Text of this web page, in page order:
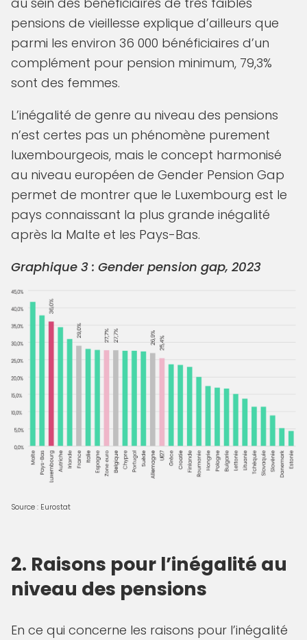
pensions de vieillesse explique d’ailleurs que
parmi les environ 36 000 bénéficiaires d’un
complément pour pension minimum, 79,3%
sont des femmes.
L’inégalité de genre au niveau des pensions
n’est certes pas un phénomène purement
luxembourgeois, mais le concept harmonisé
au niveau européen de Gender Pension Gap
permet de montrer que le Luxembourg est le
pays connaissant la plus grande inégalité
après la Malte et les Pays-Bas.
Graphique 3 : Gender pension gap, 2023
Source : Eurostat
2. Raisons pour l’inégalité au
niveau des pensions
En ce qui concerne les raisons pour l’inégalité